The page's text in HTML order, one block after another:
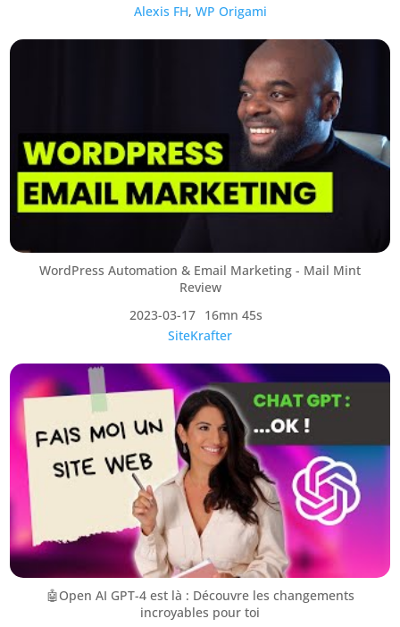
Alexis FH, WP Origami
WordPress Automation & Email Marketing - Mail Mint
Review
2023-03-17
16mn 45s
SiteKrafter
🤖Open AI GPT-4 est là : Découvre les changements
incroyables pour toi